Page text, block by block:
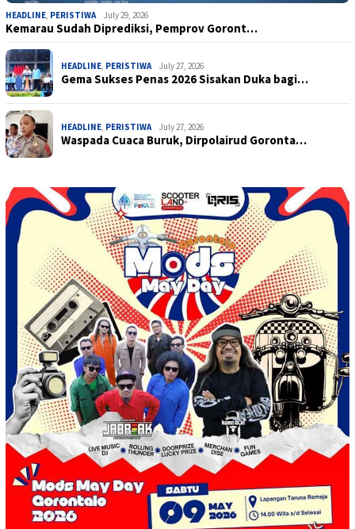
HEADLINE, PERISTIWA July 29, 2026
Kemarau Sudah Diprediksi, Pemprov Goront…
HEADLINE, PERISTIWA July 27, 2026
Gema Sukses Penas 2026 Sisakan Duka bagi…
HEADLINE, PERISTIWA July 27, 2026
Waspada Cuaca Buruk, Dirpolairud Goronta…